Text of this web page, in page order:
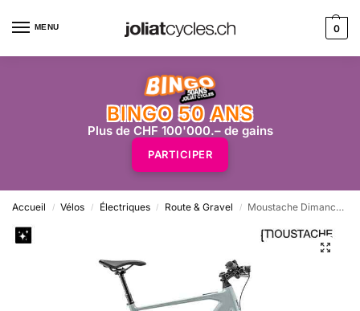
MENU 0
BINGO 50 ANS
Plus de CHF 100'000.– de gains
PARTICIPER
Accueil / Vélos / Électriques / Route & Gravel / Moustache Dimanche 29.2 Gravel équipé (SX/400wh/Cues 10) – gris bleuté